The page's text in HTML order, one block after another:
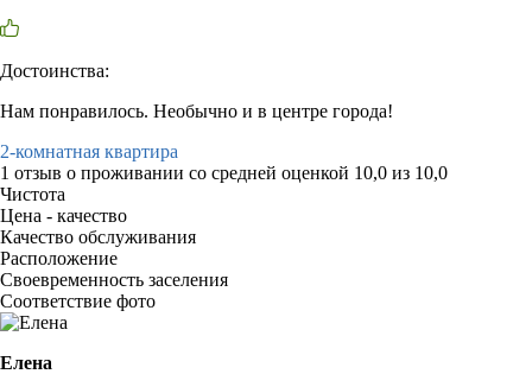
Достоинства:
Нам понравилось. Необычно и в центре города!
2-комнатная квартира
1 отзыв о проживании со средней оценкой 10,0 из 10,0
Чистота
Цена - качество
Качество обслуживания
Расположение
Своевременность заселения
Соответствие фото
Елена